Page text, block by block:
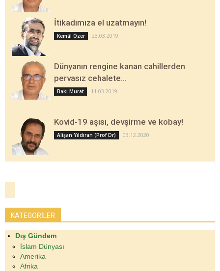
İtikadımıza el uzatmayın!
Kemâl Özer 23.03.2019
Dünyanın rengine kanan cahillerden
pervasız cehalete…
Baki Murat 11.03.2019
Kovid-19 aşısı, devşirme ve kobay!
Alişan Yıldıran (Prof Dr) 03.12.2020
KATEGORİLER
Dış Gündem
İslam Dünyası
Amerika
Afrika